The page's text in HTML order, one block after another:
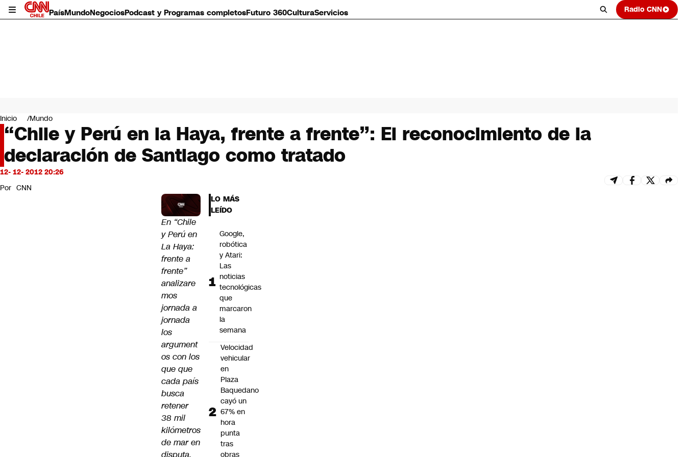
PaísMundoNegociosPodcast y Programas completosFuturo 360CulturaServicios Radio CNN
Mundo
Negocios
Deportes
Programas completos
Cultura
Servicios
Bits
CNN Data
Inicio Mundo
“Chile y Perú en la Haya, frente a frente”: El reconocimiento de la
declaración de Santiago como tratado
12- 12- 2012 20:26
Por CNN
En “Chile
y Perú en
La Haya:
frente a
frente”
analizare
mos
jornada a
jornada
los
argument
os con los
que que
cada país
busca
retener
38 mil
kilómetros
de mar en
disputa.
LO MÁS
LEÍDO
Google,
robótica
y Atari:
Las
noticias
tecnológicas
que
marcaron
la
semana
Velocidad
vehicular
en
Plaza
Baquedano
cayó un
67% en
hora
punta
tras
obras